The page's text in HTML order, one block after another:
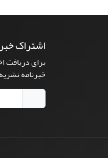
اشتراک
برای دریافت
خبرنامه